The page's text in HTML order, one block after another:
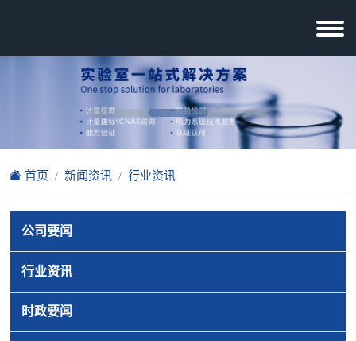
首页 新闻资讯 行业资讯
公司要闻
行业资讯
时政要闻